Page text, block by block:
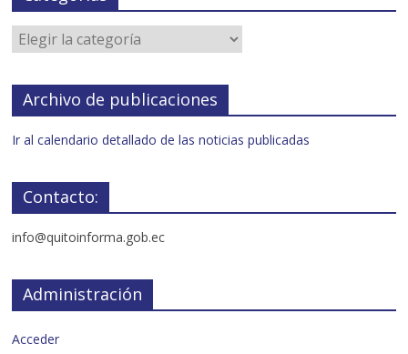
Archivo de publicaciones
Ir al calendario detallado de las noticias publicadas
Contacto:
info@quitoinforma.gob.ec
Administración
Acceder